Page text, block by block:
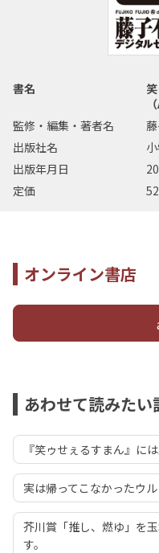
書名
監修・編集・著者名
出版社名
出版年月日
定価
オンライン書店
あわせて読みたい
『笑ゥせぇるすまん』に
実は帰ってこなかったウ
芥川賞「推し、燃ゆ」を
す。